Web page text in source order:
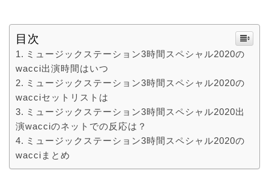
目次
ミュージックステーション3時間スペシャル2020の
wacci出演時間はいつ
ミュージックステーション3時間スペシャル2020の
wacciセットリストは
ミュージックステーション3時間スペシャル2020出
演wacciのネットでの反応は？
ミュージックステーション3時間スペシャル2020の
wacciまとめ